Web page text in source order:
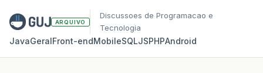
ARQUIVO
Discussoes de Programacao e
Tecnologia
JavaGeralFront‑endMobileSQLJSPHPAndroid